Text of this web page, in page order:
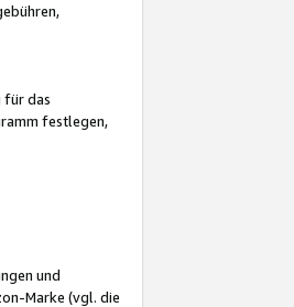
für das
festlegen,
und
Marke (vgl. die